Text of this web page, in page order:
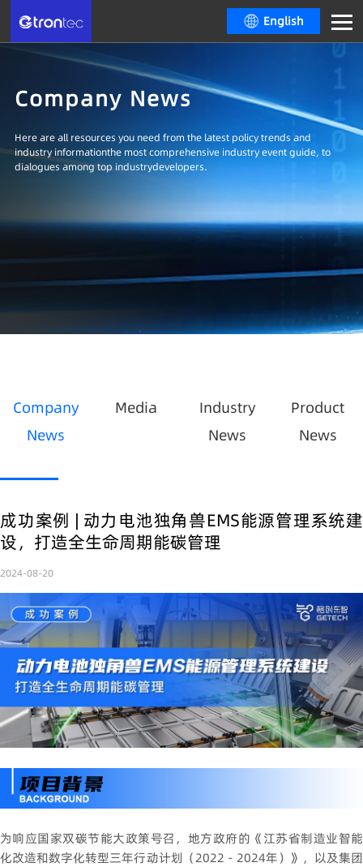
English
Company News
Here are all resources you need from the latest policy trends and
industry informationthe most comprehensive industry event guide, to
dialogues among top industrydevelopers.
Company
News
Media
Industry
News
Product
News
成功案例 | 动力电池独角兽EMS能源管理系统建
设，打造全生命周期能碳管理
2024-08-20
为响应国家双碳节能大政策号召，地方政府的《江苏省制造业智能
化改造和数字化转型三年行动计划（2022－2024年）》，以及集团